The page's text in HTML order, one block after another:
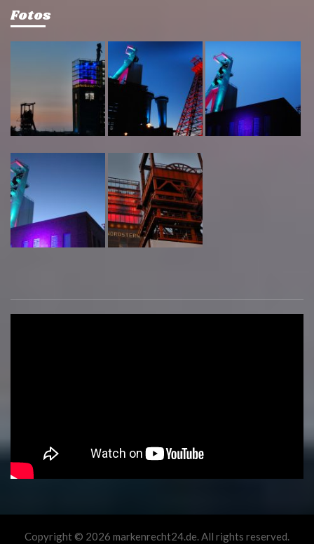
Fotos
Copyright © 2026 markenrecht24.de. All rights reserved.